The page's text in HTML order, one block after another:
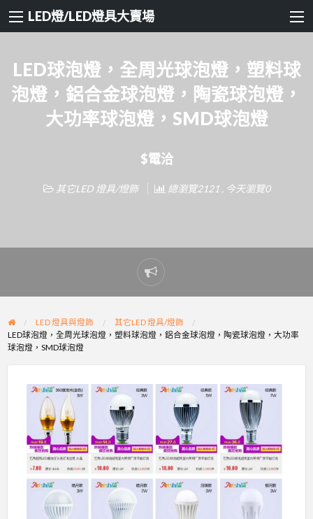
LED燈/LED燈具大賣場
LED球泡燈，全周光球泡燈，塑料球
泡燈，鋁合金球泡燈，陶瓷球泡燈，
大功率球泡燈，SMD球泡燈
$電洽
其它LED 燈具/燈飾 總瀏覽2121 , 今天瀏覽0
Report
problem
LED 燈具與燈飾
其它LED 燈具/燈飾
LED球泡燈，全周光球泡燈，塑料球泡燈，鋁合金球泡燈，陶瓷球泡燈，大功率
球泡燈，SMD球泡燈